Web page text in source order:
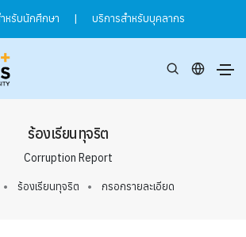
หรับนักศึกษา | บริการสำหรับบุคลากร
ร้องเรียนทุจริต
Corruption Report
ร้องเรียนทุจริต กรอกรายละเอียด